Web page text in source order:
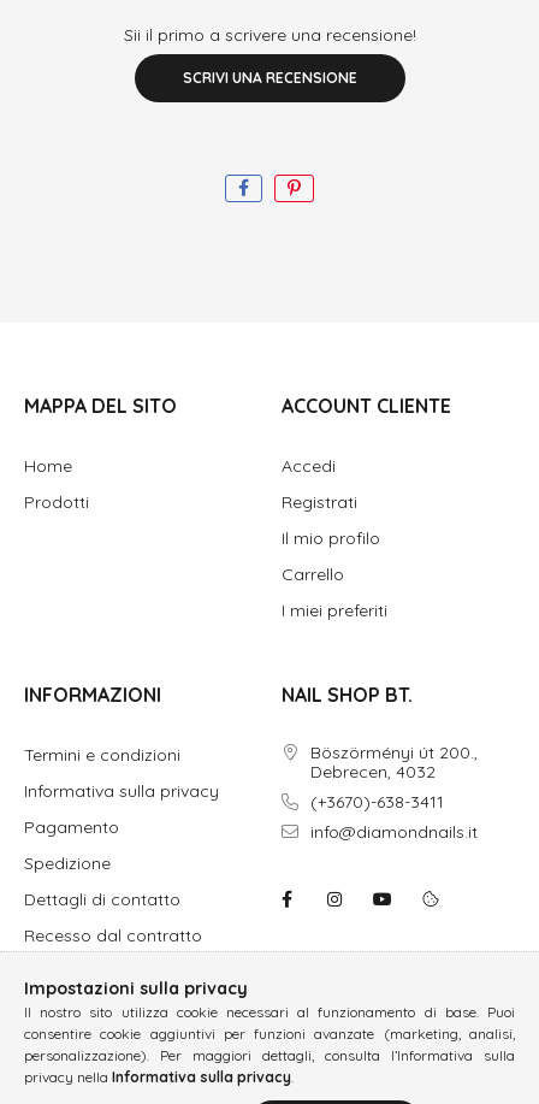
Sii il primo a scrivere una recensione!
SCRIVI UNA RECENSIONE
MAPPA DEL SITO
Home
Prodotti
ACCOUNT CLIENTE
Accedi
Registrati
Il mio profilo
Carrello
I miei preferiti
INFORMAZIONI
Termini e condizioni
Informativa sulla privacy
Pagamento
Spedizione
Dettagli di contatto
Recesso dal contratto
NAIL SHOP BT.
Böszörményi út 200.,
Debrecen, 4032
(+3670)-638-3411
info@diamondnails.it
Impostazioni sulla privacy
Il nostro sito utilizza cookie necessari al funzionamento di base. Puoi
consentire cookie aggiuntivi per funzioni avanzate (marketing, analisi,
personalizzazione). Per maggiori dettagli, consulta l’Informativa sulla
privacy nella Informativa sulla privacy.